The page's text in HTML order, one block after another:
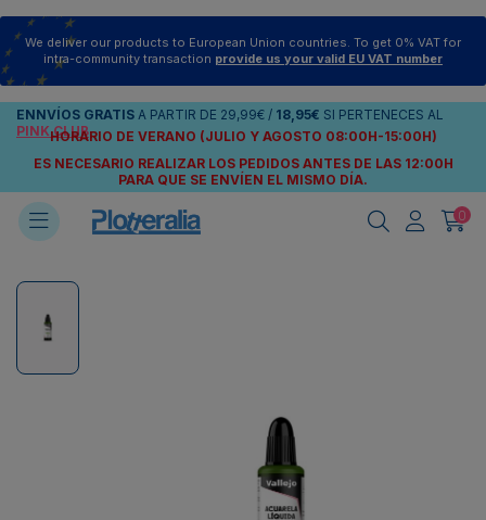
We deliver our products to European Union countries. To get 0% VAT for
intra-community transaction provide us your valid EU VAT number
ENNVÍOS GRATIS A PARTIR DE 29,99€ / 18,95€ SI PERTENECES AL
PINK CLUB
HORARIO DE VERANO (JULIO Y AGOSTO 08:00H-15:00H)
ES NECESARIO REALIZAR LOS PEDIDOS ANTES DE LAS 12:00H
PARA QUE SE ENVÍEN EL MISMO DÍA.
0